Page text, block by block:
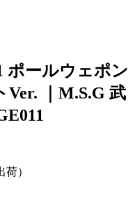
ポールウェポン
｜M.S.G 武
）